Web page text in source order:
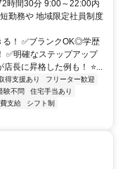
時間30分 9:00～22:00内
勤務や 地域限定社員制度
る！ ✅ブランクOK◎学歴
✅明確なステップアップ
長に昇格した例も！ ⭐...
得支援あり
フリーター歓迎
験不問
住宅手当あり
支給
シフト制